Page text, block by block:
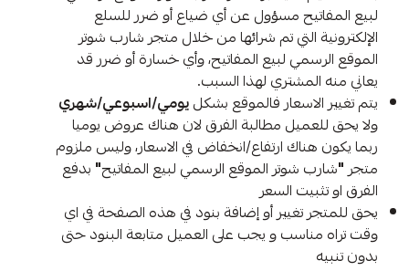
لبيع المفاتيح مسؤول عن أي ضياع أو ضرر للسلع
الإلكترونية التي تم شرائها من خلال متجر شارب شوتر
الموقع الرسمي لبيع المفاتيح، وأي خسارة أو ضرر قد
يعاني منه المشتري لهذا السبب.
يتم تغيير الاسعار فالموقع بشكليومي/اسبوعي/شهري
ولا يحق للعميل مطالبة الفرق لان هناك عروض يوميا
ربما يكون هناك ارتفاع/انخفاض في الاسعار، وليس ملزوم
متجر"شارب شوتر الموقع الرسمي لبيع المفاتيح" بدفع
الفرق او تثبيت السعر
يحق للمتجر تغيير أو إضافة بنود في هذه الصفحة في اي
وقت تراه مناسب و يجب على العميل متابعة البنود حتى
بدون تنبيه